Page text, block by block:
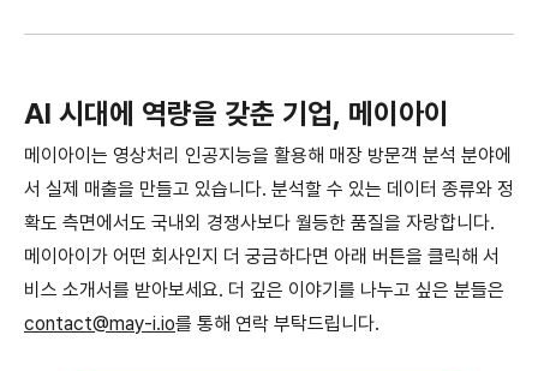
AI 시대에 역량을 갖춘 기업, 메이아이
메이아이는 영상처리 인공지능을 활용해 매장 방문객 분석 분야에
서 실제 매출을 만들고 있습니다. 분석할 수 있는 데이터 종류와 정
확도 측면에서도 국내외 경쟁사보다 월등한 품질을 자랑합니다.
메이아이가 어떤 회사인지 더 궁금하다면 아래 버튼을 클릭해 서
비스 소개서를 받아보세요. 더 깊은 이야기를 나누고 싶은 분들은
contact@may-i.io를 통해 연락 부탁드립니다.